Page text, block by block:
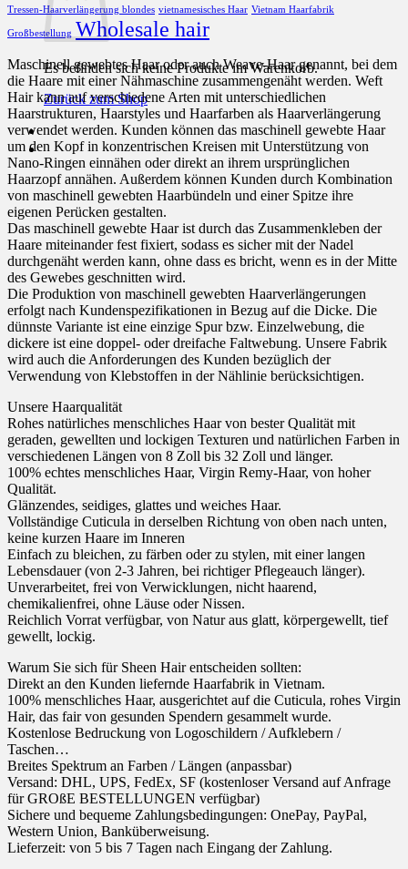
Es befinden sich keine Produkte im Warenkorb.
Zurück zum Shop
Tressen-Haarverlängerung blondes vietnamesisches Haar Vietnam Haarfabrik
Großbestellung Wholesale hair
Maschinell gewebtes Haar oder auch Weave-Haar genannt, bei dem
die Haare mit einer Nähmaschine zusammengenäht werden. Weft
Hair kann auf verschiedene Arten mit unterschiedlichen
Haarstrukturen, Haarstyles und Haarfarben als Haarverlängerung
verwendet werden. Kunden können das maschinell gewebte Haar
um den Kopf in konzentrischen Kreisen mit Unterstützung von
Nano-Ringen einnähen oder direkt an ihrem ursprünglichen
Haarzopf annähen. Außerdem können Kunden durch Kombination
von maschinell gewebten Haarbündeln und einer Spitze ihre
eigenen Perücken gestalten.
Das maschinell gewebte Haar ist durch das Zusammenkleben der
Haare miteinander fest fixiert, sodass es sicher mit der Nadel
durchgenäht werden kann, ohne dass es bricht, wenn es in der Mitte
des Gewebes geschnitten wird.
Die Produktion von maschinell gewebten Haarverlängerungen
erfolgt nach Kundenspezifikationen in Bezug auf die Dicke. Die
dünnste Variante ist eine einzige Spur bzw. Einzelwebung, die
dickere ist eine doppel- oder dreifache Faltwebung. Unsere Fabrik
wird auch die Anforderungen des Kunden bezüglich der
Verwendung von Klebstoffen in der Nählinie berücksichtigen.
Unsere Haarqualität
Rohes natürliches menschliches Haar von bester Qualität mit
geraden, gewellten und lockigen Texturen und natürlichen Farben in
verschiedenen Längen von 8 Zoll bis 32 Zoll und länger.
100% echtes menschliches Haar, Virgin Remy-Haar, von hoher
Qualität.
Glänzendes, seidiges, glattes und weiches Haar.
Vollständige Cuticula in derselben Richtung von oben nach unten,
keine kurzen Haare im Inneren
Einfach zu bleichen, zu färben oder zu stylen, mit einer langen
Lebensdauer (von 2-3 Jahren, bei richtiger Pflegeauch länger).
Unverarbeitet, frei von Verwicklungen, nicht haarend,
chemikalienfrei, ohne Läuse oder Nissen.
Reichlich Vorrat verfügbar, von Natur aus glatt, körpergewellt, tief
gewellt, lockig.
Warum Sie sich für Sheen Hair entscheiden sollten:
Direkt an den Kunden liefernde Haarfabrik in Vietnam.
100% menschliches Haar, ausgerichtet auf die Cuticula, rohes Virgin
Hair, das fair von gesunden Spendern gesammelt wurde.
Kostenlose Bedruckung von Logoschildern / Aufklebern /
Taschen…
Breites Spektrum an Farben / Längen (anpassbar)
Versand: DHL, UPS, FedEx, SF (kostenloser Versand auf Anfrage
für GROßE BESTELLUNGEN verfügbar)
Sichere und bequeme Zahlungsbedingungen: OnePay, PayPal,
Western Union, Banküberweisung.
Lieferzeit: von 5 bis 7 Tagen nach Eingang der Zahlung.